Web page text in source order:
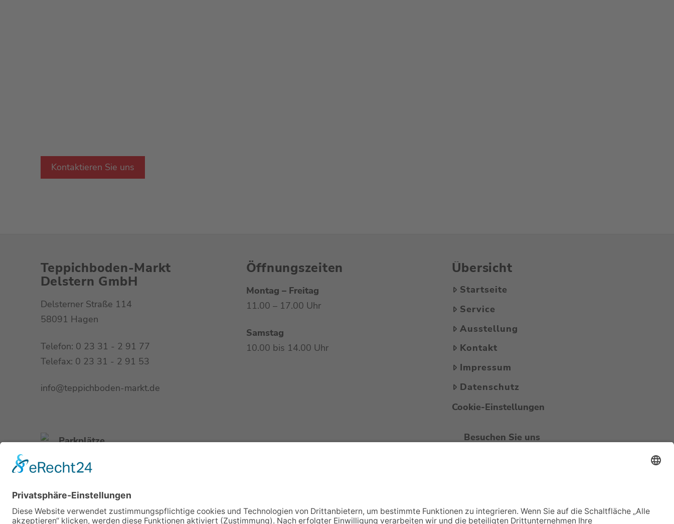
Kontaktieren Sie uns
Teppichboden-Markt
Delstern GmbH
Delsterner Straße 114
58091 Hagen
Telefon: 0 23 31 - 2 91 77
Telefax: 0 23 31 - 2 91 53
info@teppichboden-markt.de
Parkplätze
Buslinie 510
Haltestelle Volmeburg
Öffnungszeiten
Montag – Freitag
11.00 – 17.00 Uhr
Samstag
10.00 bis 14.00 Uhr
Übersicht
Startseite
Service
Ausstellung
Kontakt
Impressum
Datenschutz
Cookie-Einstellungen
Besuchen Sie uns